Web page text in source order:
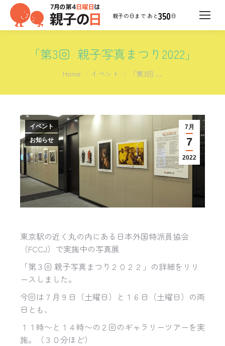
350日
「第3回 親子写真まつり2022」
You are here:
Home イベント 「第3回 …
7月
7
2022
イベント
お知らせ
東京駅の近く丸の内にある日本外国特派員協会
（FCCJ）で実施中の写真展
「第３回 親子写真まつり２０２２」の詳細をリリ
ースしました。
今回は７月９日（土曜日）と１６日（土曜日）の両
日とも、
１１時〜と１４時〜の２回のギャラリーツアーを実
施。（３０分ほど）